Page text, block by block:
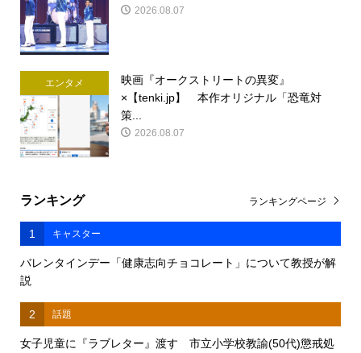
2026.08.07
エンタメ
映画『オークストリートの異変』
×【tenki.jp】 本作オリジナル「恐竜対
策...
2026.08.07
ランキング
1 キャスター
バレンタインデー「健康志向チョコレート」について教授が解
説
2 話題
女子児童に『ラブレター』渡す 市立小学校教諭(50代)懲戒処
ランキングページ